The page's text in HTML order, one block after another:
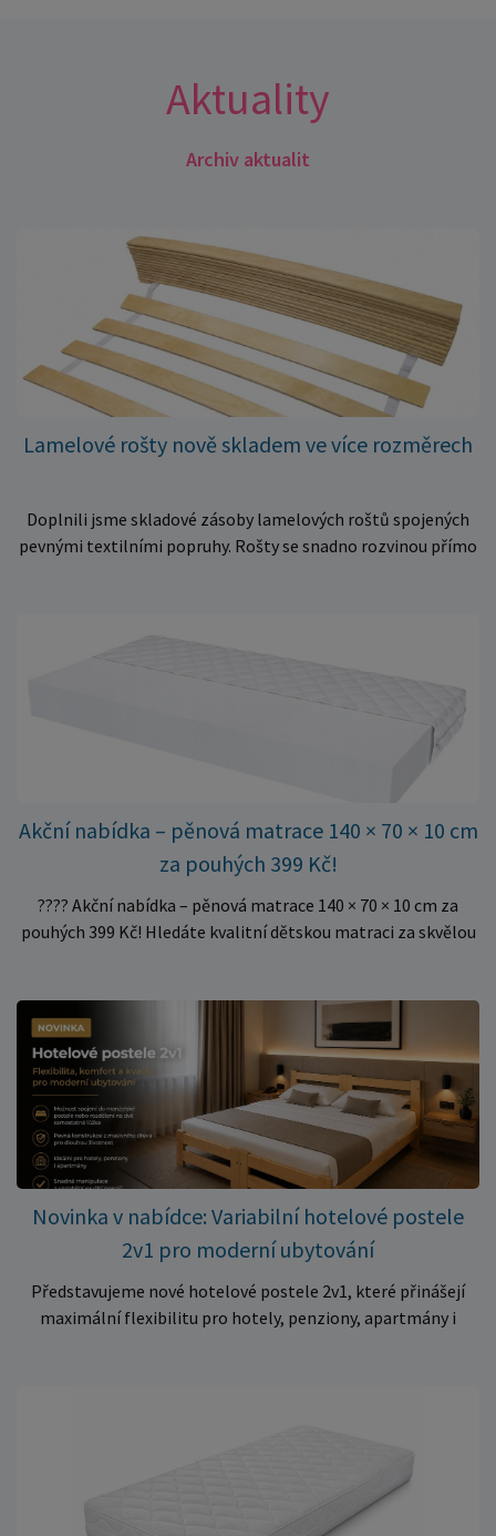
Aktuality
Archiv aktualit
Lamelové rošty nově skladem ve více rozměrech
Doplnili jsme skladové zásoby lamelových roštů spojených
pevnými textilními popruhy. Rošty se snadno rozvinou přímo
množství kusů, proto můžeme objednávky rychle expedovat.
Vyberte si vhodný rozměr a dopřejte své matraci kvalitní
podklad za výhodnou cenu.
Akční nabídka – pěnová matrace 140 × 70 × 10 cm
za pouhých 399 Kč!
???? Akční nabídka – pěnová matrace 140 × 70 × 10 cm za
pouhých 399 Kč! Hledáte kvalitní dětskou matraci za skvělou
✅ Pohodlné pěnové jádro pro komfortní spánek dítěte ✅
Skvělá volba do dětských postýlek ✅ Výjimečně výhodná cena
– jen 399 Kč Využijte této mimořádné nabídky a pořiďte
kvalitní matraci za cenu, která patří k nejvýhodnějším na
trhu. Akce platí pouze do vyprodání zásob. Nakupujte chytře a
ušetřete!
Novinka v nabídce: Variabilní hotelové postele
2v1 pro moderní ubytování
Představujeme nové hotelové postele 2v1, které přinášejí
maximální flexibilitu pro hotely, penziony, apartmány i
stabilitu a dlouhou životnost. Robustní konstrukce z
kvalitního masivního dřeva zajistí spolehlivé používání i při
každodenním zatížení v komerčních provozech. Hlavní